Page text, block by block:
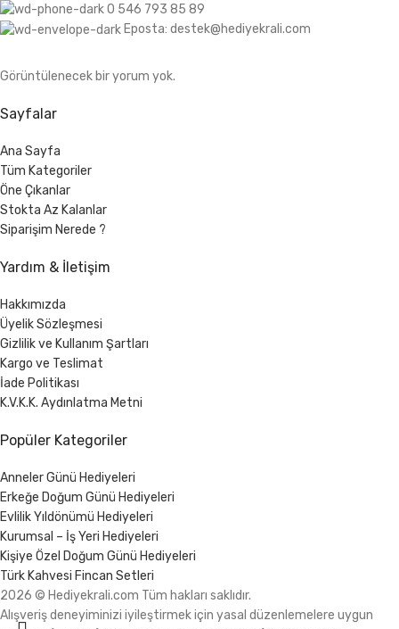
0 546 793 85 89
Eposta: destek@hediyekrali.com
Görüntülenecek bir yorum yok.
Sayfalar
Ana Sayfa
Tüm Kategoriler
Öne Çıkanlar
Stokta Az Kalanlar
Siparişim Nerede ?
Yardım & İletişim
Hakkımızda
Üyelik Sözleşmesi
Gizlilik ve Kullanım Şartları
Kargo ve Teslimat
İade Politikası
K.V.K.K. Aydınlatma Metni
Popüler Kategoriler
Anneler Günü Hediyeleri
Erkeğe Doğum Günü Hediyeleri
Evlilik Yıldönümü Hediyeleri
Kurumsal – İş Yeri Hediyeleri
Kişiye Özel Doğum Günü Hediyeleri
Türk Kahvesi Fincan Setleri
2026 © Hediyekrali.com Tüm hakları saklıdır.
Alışveriş deneyiminizi iyileştirmek için yasal düzenlemelere uygun